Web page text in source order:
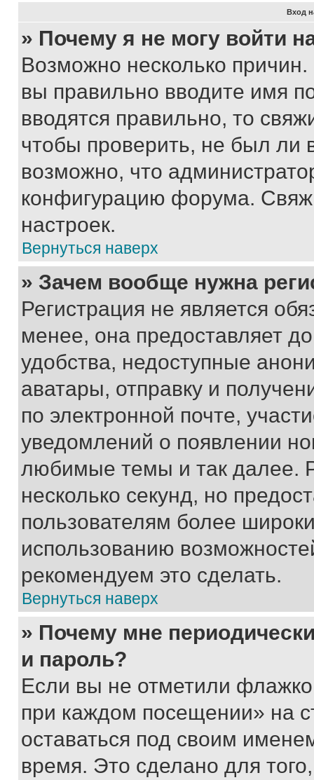
Вход
» Почему я не могу войти
Возможно несколько
вы правильно вводите имя
вводятся правильно, то
чтобы проверить, не был ли
возможно, что
конфигурацию форума.
настроек.
Вернуться наверх
» Зачем вообще нужна
Регистрация не является
менее, она предоставляет
удобства, недоступные
аватары, отправку и
по электронной почте,
уведомлений о появлении
любимые темы и так далее.
несколько секунд, но
пользователям более
использованию
рекомендуем это сделать.
Вернуться наверх
» Почему мне
и пароль?
Если вы не отметили
при каждом посещении» на
оставаться под своим
время. Это сделано для